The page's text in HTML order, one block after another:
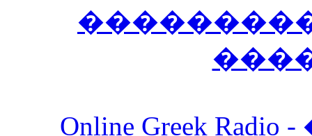
Online Greek